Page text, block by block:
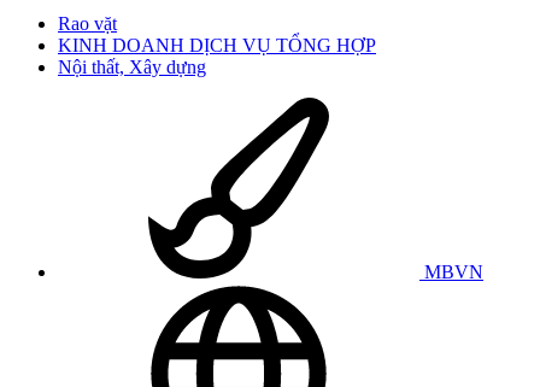
Rao vặt
KINH DOANH DỊCH VỤ TỔNG HỢP
Nội thất, Xây dựng
MBVN